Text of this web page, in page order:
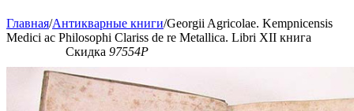
Главная/Антикварные книги/Georgii Agricolae. Kempnicensis
Medici ac Philosophi Clariss de re Metallica. Libri XII книга
Скидка 97554Р